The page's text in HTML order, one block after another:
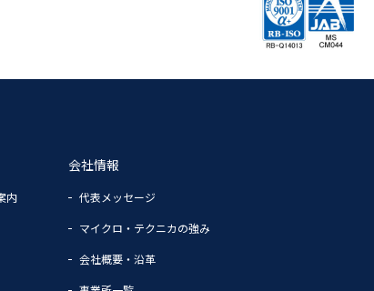
内
会社情報
代表メッセージ
マイクロ・テクニカの強み
会社概要・沿革